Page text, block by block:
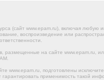
(сайт www.epam.ru), включая
воспроизведение или
размещенные на сайте www.epam.ru,
www.epam.ru, подготовлены
гарантировать применимость такой